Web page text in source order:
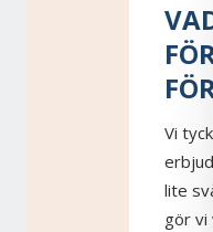
Vi
lite
gör vi